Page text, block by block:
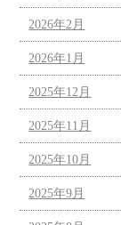
2026年2月
2026年1月
2025年12月
2025年11月
2025年10月
2025年9月